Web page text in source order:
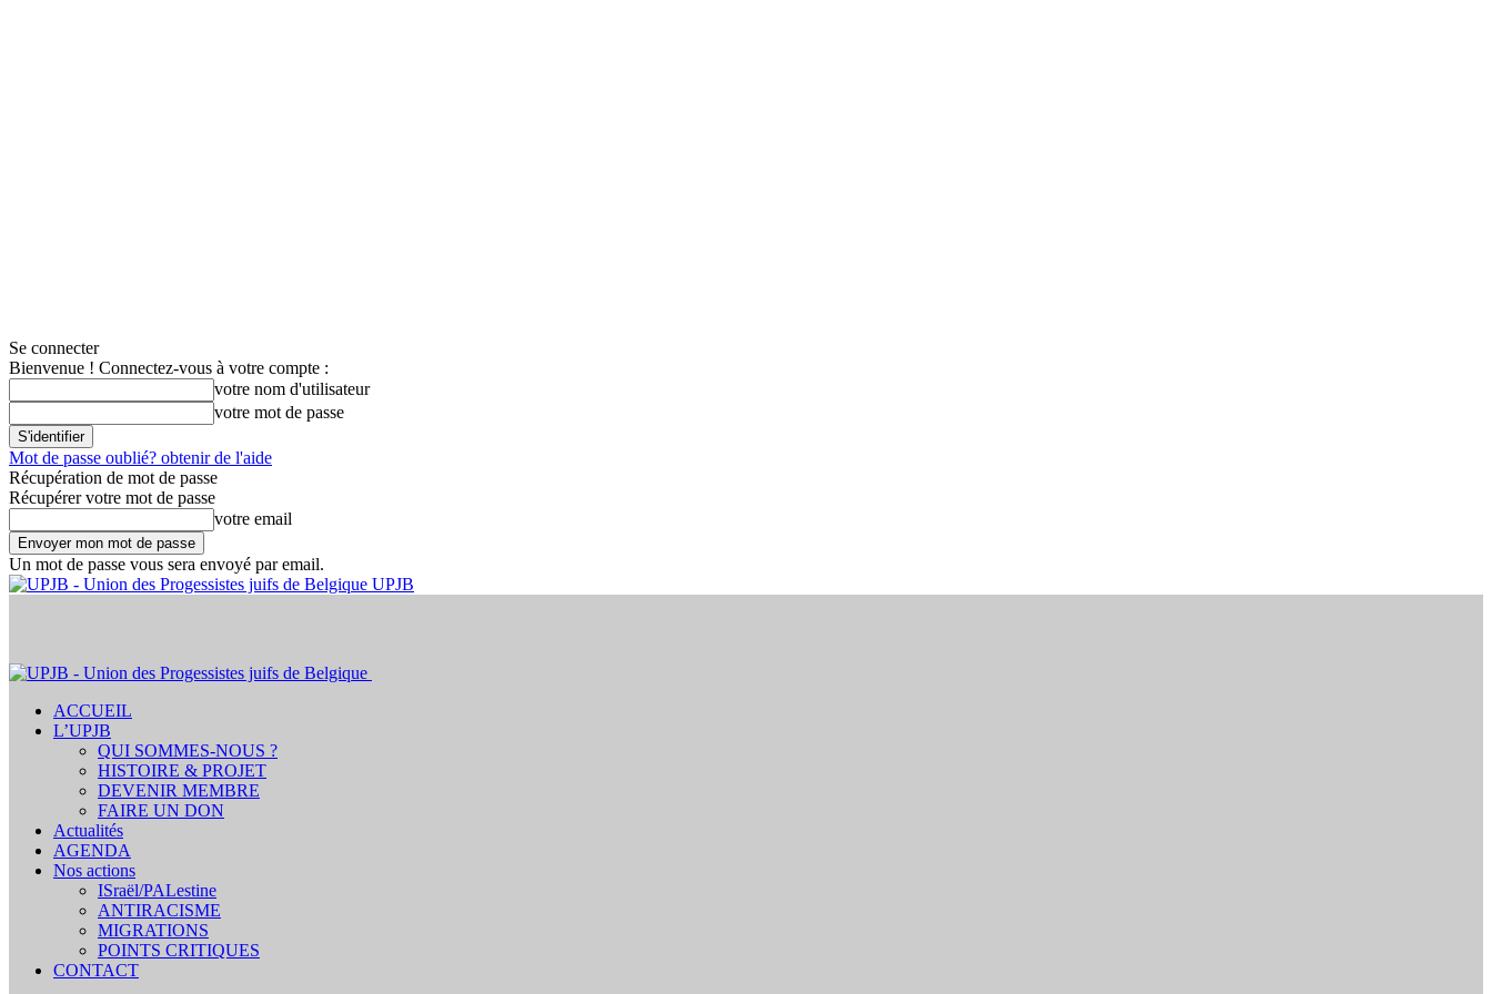
Se connecter
Bienvenue ! Connectez-vous à votre compte :
votre nom d'utilisateur
Mot de passe oublié? obtenir de l'aide
Récupération de mot de passe
Récupérer votre mot de passe
Un mot de passe vous sera envoyé par email.
ACCUEIL
L’UPJB
QUI SOMMES-NOUS ?
HISTOIRE & PROJET
DEVENIR MEMBRE
FAIRE UN DON
Actualités
AGENDA
Nos actions
ISraël/PALestine
ANTIRACISME
MIGRATIONS